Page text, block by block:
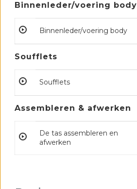
Binnenleder/voering body
Binnenleder/voering body
Soufflets
Soufflets
Assembleren & afwerken
De tas assembleren en
afwerken